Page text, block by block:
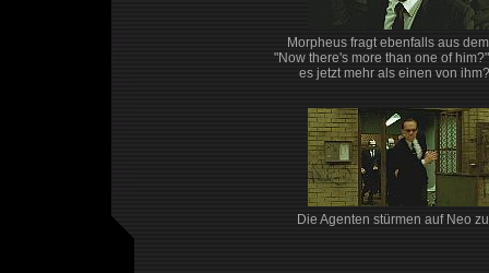
Morpheus fragt ebenfalls aus
"Now there's more than one of
es jetzt mehr als einen von
Die Agenten stürmen auf Neo